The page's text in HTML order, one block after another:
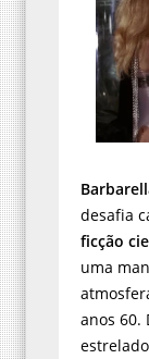
desafia
ficção
uma
anos 60.